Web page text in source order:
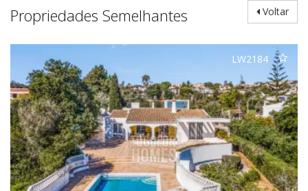
Voltar
Propriedades Semelhantes
LW2184